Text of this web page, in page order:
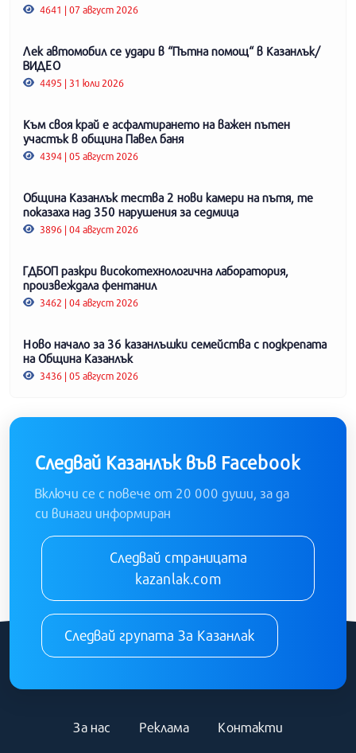
4641 | 07 август 2026
Лек автомобил се удари в “Пътна помощ“ в Казанлък/
ВИДЕО
4495 | 31 юли 2026
Към своя край е асфалтирането на важен пътен
участък в община Павел баня
4394 | 05 август 2026
Община Казанлък тества 2 нови камери на пътя, те
показаха над 350 нарушения за седмица
3896 | 04 август 2026
ГДБОП разкри високотехнологична лаборатория,
произвеждала фентанил
3462 | 04 август 2026
Ново начало за 36 казанлъшки семейства с подкрепата
на Община Казанлък
3436 | 05 август 2026
Следвай Казанлък във Facebook
Включи се с повече от 20 000 души, за да
си винаги информиран
Следвай страницата
kazanlak.com
Следвай групата За Казанлак
За нас Реклама Контакти